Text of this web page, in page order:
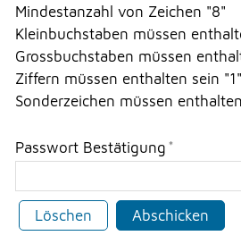
LOGIN
Mindestanzahl von Zeichen "8"
Kleinbuchstaben müssen
Grossbuchstaben müssen
Ziffern müssen enthalten sein "1"
Sonderzeichen müssen
Passwort Bestätigung *
Löschen Abschicken